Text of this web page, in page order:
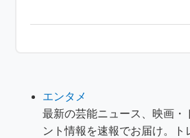
エンタメ
最新の芸能ニュース、映画・
ント情報を速報でお届け。ト